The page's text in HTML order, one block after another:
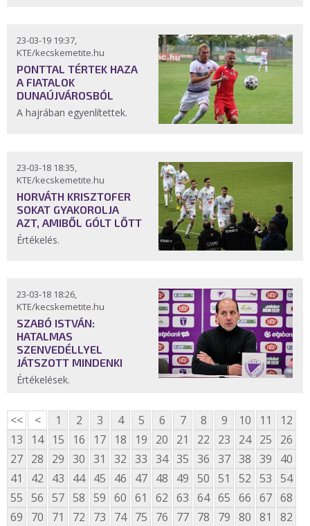
23-03-19 19:37,
KTE/kecskemetite.hu
PONTTAL TÉRTEK HAZA
A FIATALOK
DUNAÚJVÁROSBÓL
A hajrában egyenlítettek.
23-03-18 18:35,
KTE/kecskemetite.hu
HORVÁTH KRISZTOFER
SOKAT GYAKOROLJA
AZT, AMIBŐL GÓLT LŐTT
Értékelés.
23-03-18 18:26,
KTE/kecskemetite.hu
SZABÓ ISTVÁN:
HATALMAS
SZENVEDÉLLYEL
JÁTSZOTT MINDENKI
Értékelések.
<< < 1 2 3 4 5 6 7 8 9 10 11
12
13
14 15 16 17 18 19 20 21 22 23 24 25
26
27 28 29 30 31 32 33 34 35 36 37 38 39
40
41
42 43 44 45 46 47 48 49 50 51 52 53 54
55 56 57 58 59 60 61 62 63 64 65 66 67 68
69
70 71 72 73 74 75 76 77 78 79 80 81
82